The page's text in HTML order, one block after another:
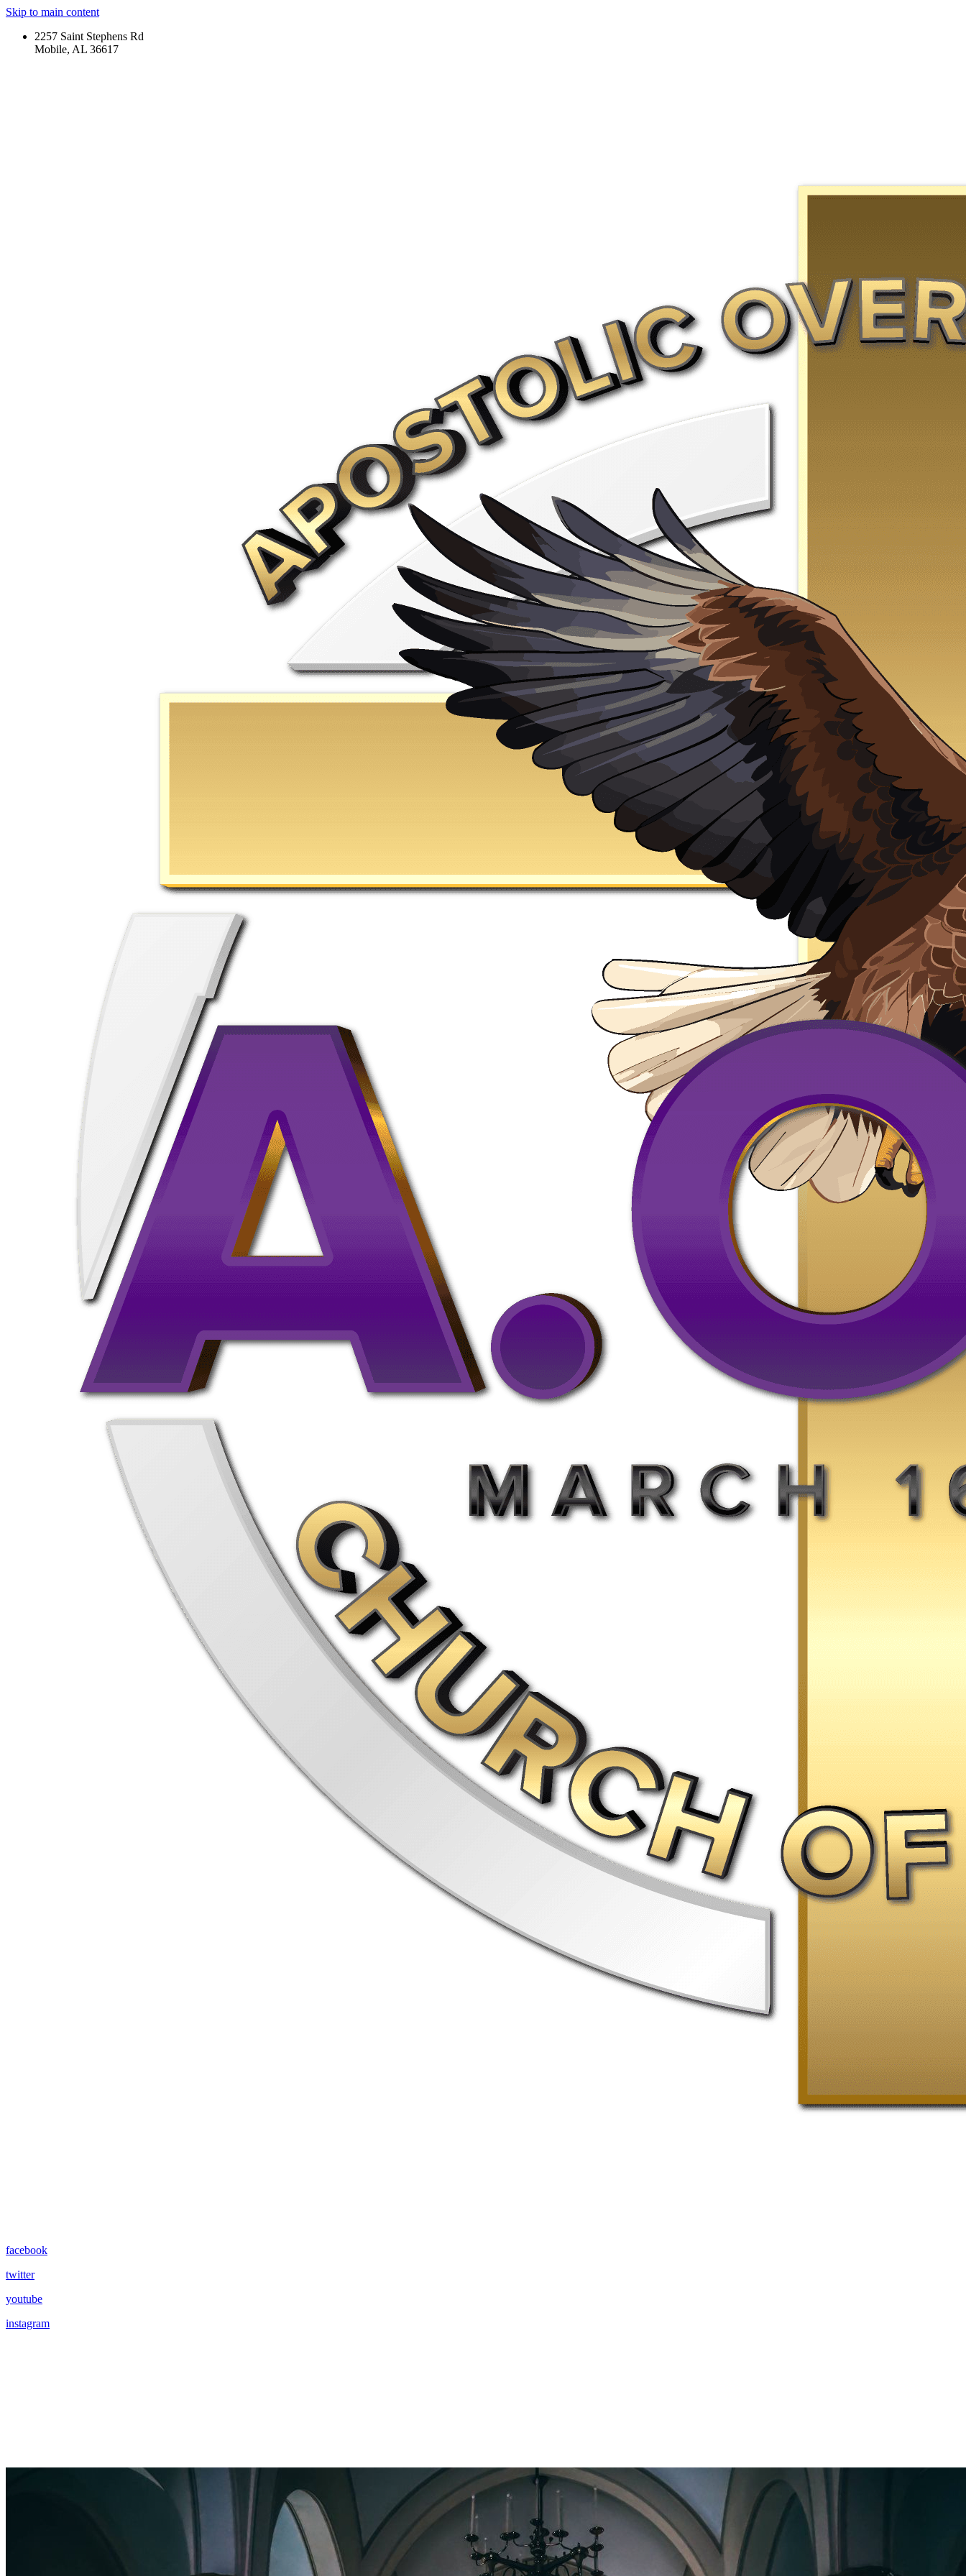
Skip to main content
2257 Saint Stephens Rd
Mobile, AL 36617
facebook
twitter
youtube
instagram